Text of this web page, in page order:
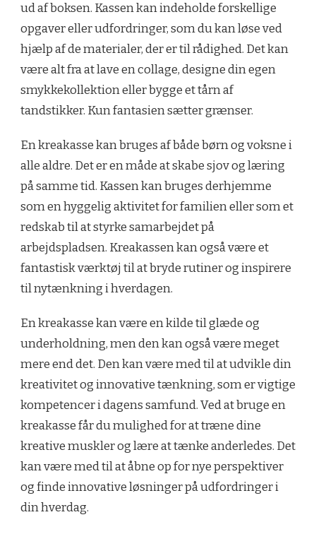
ud af boksen. Kassen kan indeholde forskellige
opgaver eller udfordringer, som du kan løse ved
hjælp af de materialer, der er til rådighed. Det kan
være alt fra at lave en collage, designe din egen
smykkekollektion eller bygge et tårn af
tandstikker. Kun fantasien sætter grænser.
En kreakasse kan bruges af både børn og voksne i
alle aldre. Det er en måde at skabe sjov og læring
på samme tid. Kassen kan bruges derhjemme
som en hyggelig aktivitet for familien eller som et
redskab til at styrke samarbejdet på
arbejdspladsen. Kreakassen kan også være et
fantastisk værktøj til at bryde rutiner og inspirere
til nytænkning i hverdagen.
En kreakasse kan være en kilde til glæde og
underholdning, men den kan også være meget
mere end det. Den kan være med til at udvikle din
kreativitet og innovative tænkning, som er vigtige
kompetencer i dagens samfund. Ved at bruge en
kreakasse får du mulighed for at træne dine
kreative muskler og lære at tænke anderledes. Det
kan være med til at åbne op for nye perspektiver
og finde innovative løsninger på udfordringer i
din hverdag.